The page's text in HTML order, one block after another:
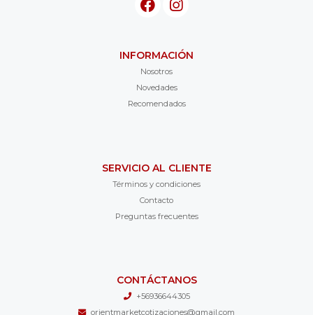
INFORMACIÓN
Nosotros
Novedades
Recomendados
SERVICIO AL CLIENTE
Términos y condiciones
Contacto
Preguntas frecuentes
CONTÁCTANOS
+56936644305
orientmarketcotizaciones@gmail.com